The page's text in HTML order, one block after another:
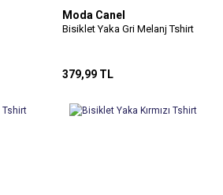
Moda Canel
Bisiklet Yaka Gri Melanj Tshirt
379,99 TL